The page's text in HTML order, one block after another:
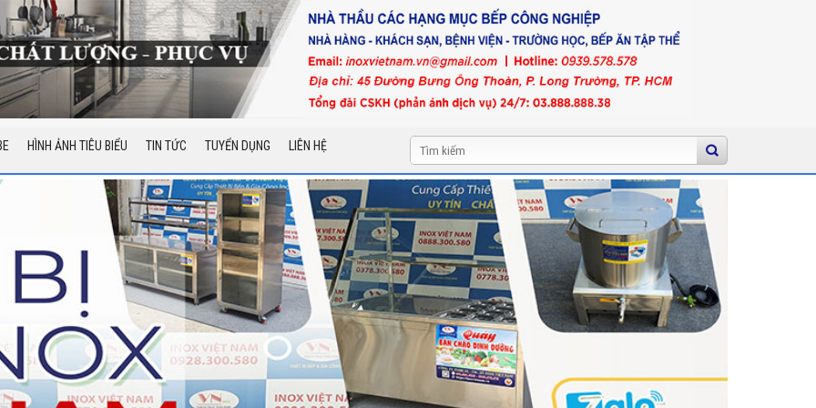
HÌNH ẢNH TIÊU BIỂU TIN TỨC TUYỂN DỤNG LIÊN HỆ
Tìm
kiếm: